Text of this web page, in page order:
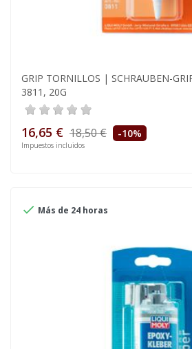
GRIP TORNILLOS | SCHRAUBEN-
3811, 20G
16,65 € 18,50 € -10%
Impuestos incluidos
 Más de 24 horas